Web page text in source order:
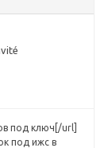
под ключ[/url]
под ижс в